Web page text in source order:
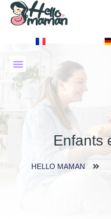
Enfants
HELLO MAMAN